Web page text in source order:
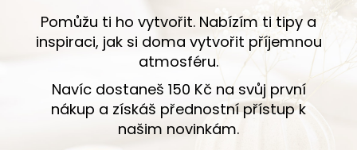
Pomůžu ti ho vytvořit. Nabízím ti tipy a
inspiraci, jak si doma vytvořit příjemnou
atmosféru.
Navíc dostaneš 150 Kč na svůj první
nákup a získáš přednostní přístup k
našim novinkám.